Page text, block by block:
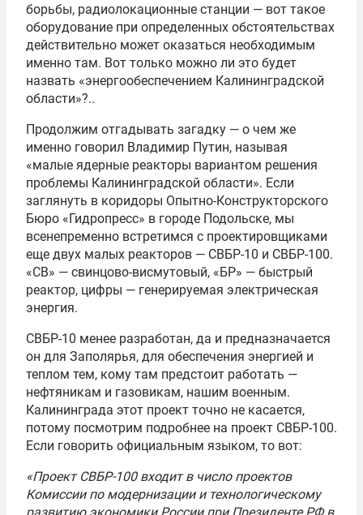
борьбы, радиолокационные станции — вот такое
оборудование при определенных обстоятельствах
действительно может оказаться необходимым
именно там. Вот только можно ли это будет
назвать «энергообеспечением Калининградской
области»?..
Продолжим отгадывать загадку — о чем же
именно говорил Владимир Путин, называя
«малые ядерные реакторы вариантом решения
проблемы Калининградской области». Если
заглянуть в коридоры Опытно-Конструкторского
Бюро «Гидропресс» в городе Подольске, мы
всенепременно встретимся с проектировщиками
еще двух малых реакторов — СВБР-10 и СВБР-100.
«СВ» — свинцово-висмутовый, «БР» — быстрый
реактор, цифры — генерируемая электрическая
энергия.
СВБР-10 менее разработан, да и предназначается
он для Заполярья, для обеспечения энергией и
теплом тем, кому там предстоит работать —
нефтяникам и газовикам, нашим военным.
Калининграда этот проект точно не касается,
потому посмотрим подробнее на проект СВБР-100.
Если говорить официальным языком, то вот:
«Проект СВБР-100 входит в число проектов
Комиссии по модернизации и технологическому
развитию экономики России при Президенте РФ в